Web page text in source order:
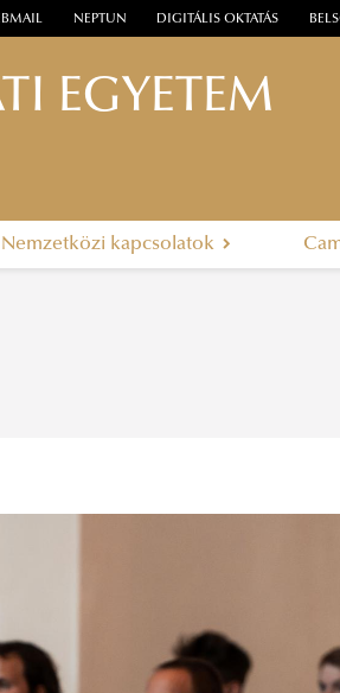
NEPTUN DIGITÁLIS OKTATÁS
EGYETEM
Nemzetközi kapcsolatok